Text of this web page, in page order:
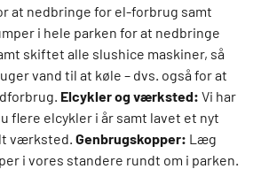
at nedbringe for el-forbrug samt
i hele parken for at nedbringe
skiftet alle slushice maskiner, så
vand til at køle – dvs. også for at
Elcykler og værksted: Vi har
flere elcykler i år samt lavet et nyt
værksted. Genbrugskopper: Læg
i vores standere rundt om i parken.